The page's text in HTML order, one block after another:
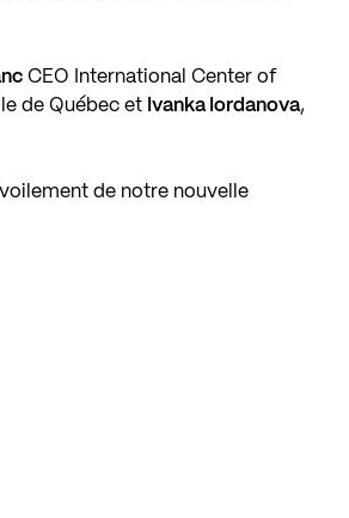
CEO International Center of
de Québec et Ivanka Iordanova,
de notre nouvelle